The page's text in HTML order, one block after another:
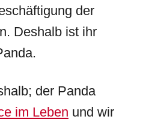
der
Deshalb ist ihr
der Panda
im Leben und wir